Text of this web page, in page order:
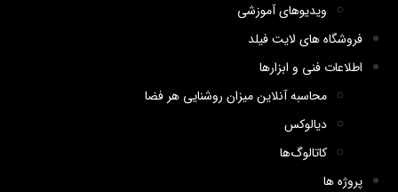
ویدیوهای آموزشی
فروشگاه های لایت فیلد
اطلاعات فنی و ابزارها
محاسبه آنلاین میزان روشنایی هر فضا
دیالوکس
کاتالوگ‌ها
پروژه ها